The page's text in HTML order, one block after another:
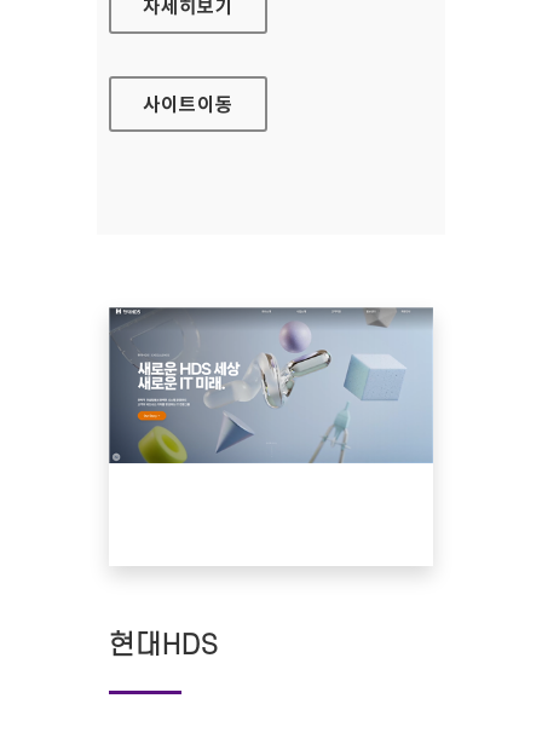
식품안전나라
자세히보기
사이트이동
현대HDS